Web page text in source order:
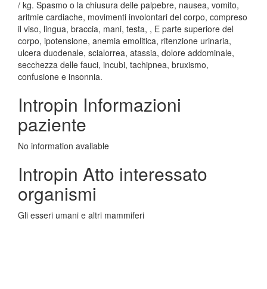
/ kg. Spasmo o la chiusura delle palpebre, nausea, vomito,
aritmie cardiache, movimenti involontari del corpo, compreso
il viso, lingua, braccia, mani, testa, , E parte superiore del
corpo, ipotensione, anemia emolitica, ritenzione urinaria,
ulcera duodenale, scialorrea, atassia, dolore addominale,
secchezza delle fauci, incubi, tachipnea, bruxismo,
confusione e insonnia.
Intropin Informazioni
paziente
No information avaliable
Intropin Atto interessato
organismi
Gli esseri umani e altri mammiferi